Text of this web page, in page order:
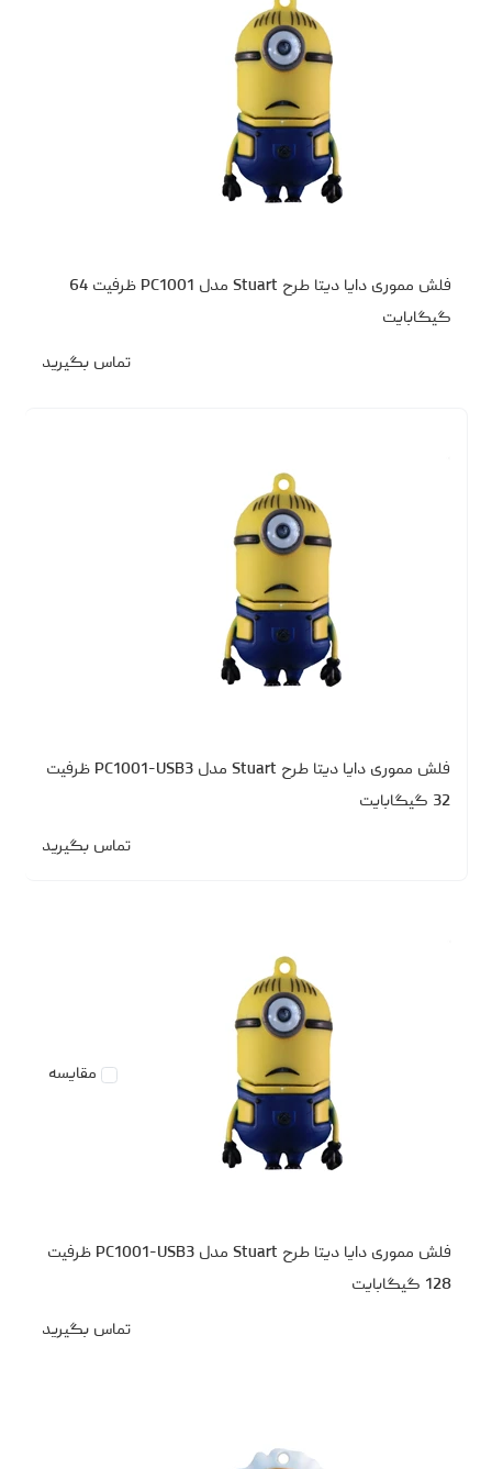
فلش مموری دایا دیتا طرح Stuart مدل PC1001 ظرفیت 64
گیگابایت
تماس بگیرید
فلش مموری دایا دیتا طرح Stuart مدل PC1001-USB3 ظرفیت
32 گیگابایت
تماس بگیرید
مقایسه
فلش مموری دایا دیتا طرح Stuart مدل PC1001-USB3 ظرفیت
128 گیگابایت
تماس بگیرید